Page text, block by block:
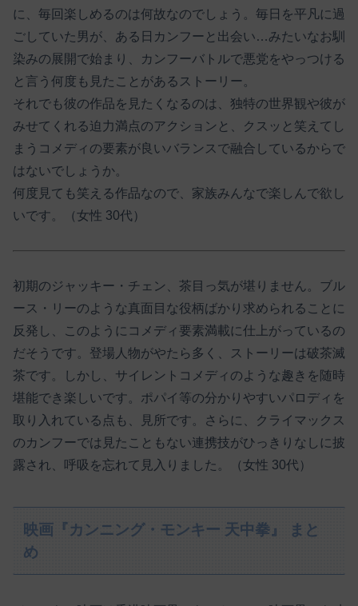
に、毎回楽しめるのは何故なのでしょう。毎日を平凡に過
ごしていた男が、ある日カンフーと出会い…みたいなお馴
染みの展開で始まり、カンフーバトルで悪党をやっつける
と言う何度も見たことがあるストーリー。
それでも彼の作品を見たくなるのは、独特の世界観や彼が
みせてくれる迫力満点のアクションと、クスッと笑えてし
まうコメディの要素が良いバランスで融合しているからで
はないでしょうか。
何度見ても笑える作品なので、家族みんなで楽しんで欲し
いです。（女性 30代）
初期のジャッキー・チェン、茶目っ気が堪りません。ブル
ース・リーのような真面目な役柄ばかり求められることに
反発し、このようにコメディ要素満載に仕上がっているの
だそうです。登場人物がやたら多く、ストーリーは破茶滅
茶です。しかし、サイレントコメディのような趣きを随時
堪能でき楽しいです。ポパイ等の分かりやすいパロディを
取り入れている点も、見所です。さらに、クライマックス
のカンフーでは見たこともない連携技がひっきりなしに披
露され、呼吸を忘れて見入りました。（女性 30代）
映画『カンニング・モンキー 天中拳』 まと
め